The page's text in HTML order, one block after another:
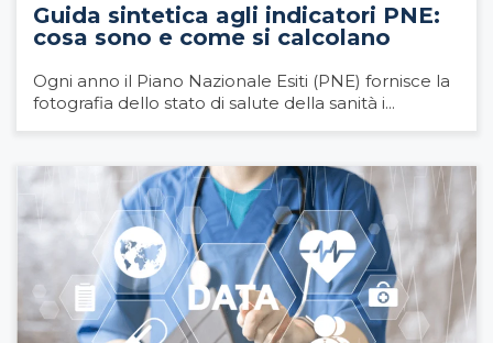
Guida sintetica agli indicatori PNE:
cosa sono e come si calcolano
Ogni anno il Piano Nazionale Esiti (PNE) fornisce la
fotografia dello stato di salute della sanità i...